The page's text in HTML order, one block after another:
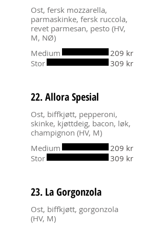
Ost, fersk mozzarella,
parmaskinke, fersk ruccola,
revet parmesan, pesto (HV,
M, NØ)
Medium
209 kr
Stor
309 kr
22. Allora Spesial
Ost, biffkjøtt, pepperoni,
skinke, kjøttdeig, bacon, løk,
champignon (HV, M)
Medium
209 kr
Stor
309 kr
23. La Gorgonzola
Ost, biffkjøtt, gorgonzola
(HV, M)